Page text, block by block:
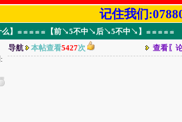
记住我们
么】≌≌≌≌≌【前↘5不中↘后↘5不中↘】≌≌≌≌≌
导航 本帖查看5427次 查看〖